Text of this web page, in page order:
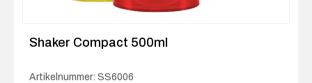
Shaker Compact 500ml
Artikelnummer: SS6006